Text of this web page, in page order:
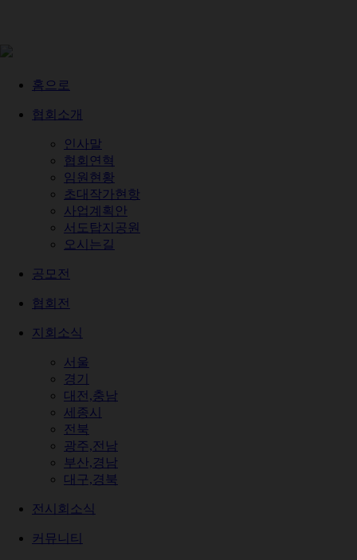
홈으로
협회소개
인사말
협회연혁
임원현황
초대작가현항
사업계획안
서도탑지공원
오시는길
공모전
협회전
지회소식
서울
경기
대전,충남
세종시
전북
광주,전남
부산,경남
대구,경북
전시회소식
커뮤니티